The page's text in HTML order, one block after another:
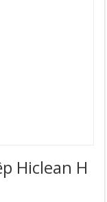
Hiclean H